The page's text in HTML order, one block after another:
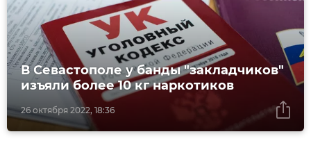
26 октября 2022, 18:36
В Севастополе у банды "закладчиков"
изъяли более 10 кг наркотиков